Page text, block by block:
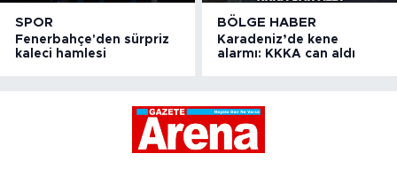
SPOR
Fenerbahçe'den sürpriz
kaleci hamlesi
BÖLGE HABER
Karadeniz’de kene
alarmı: KKKA can aldı